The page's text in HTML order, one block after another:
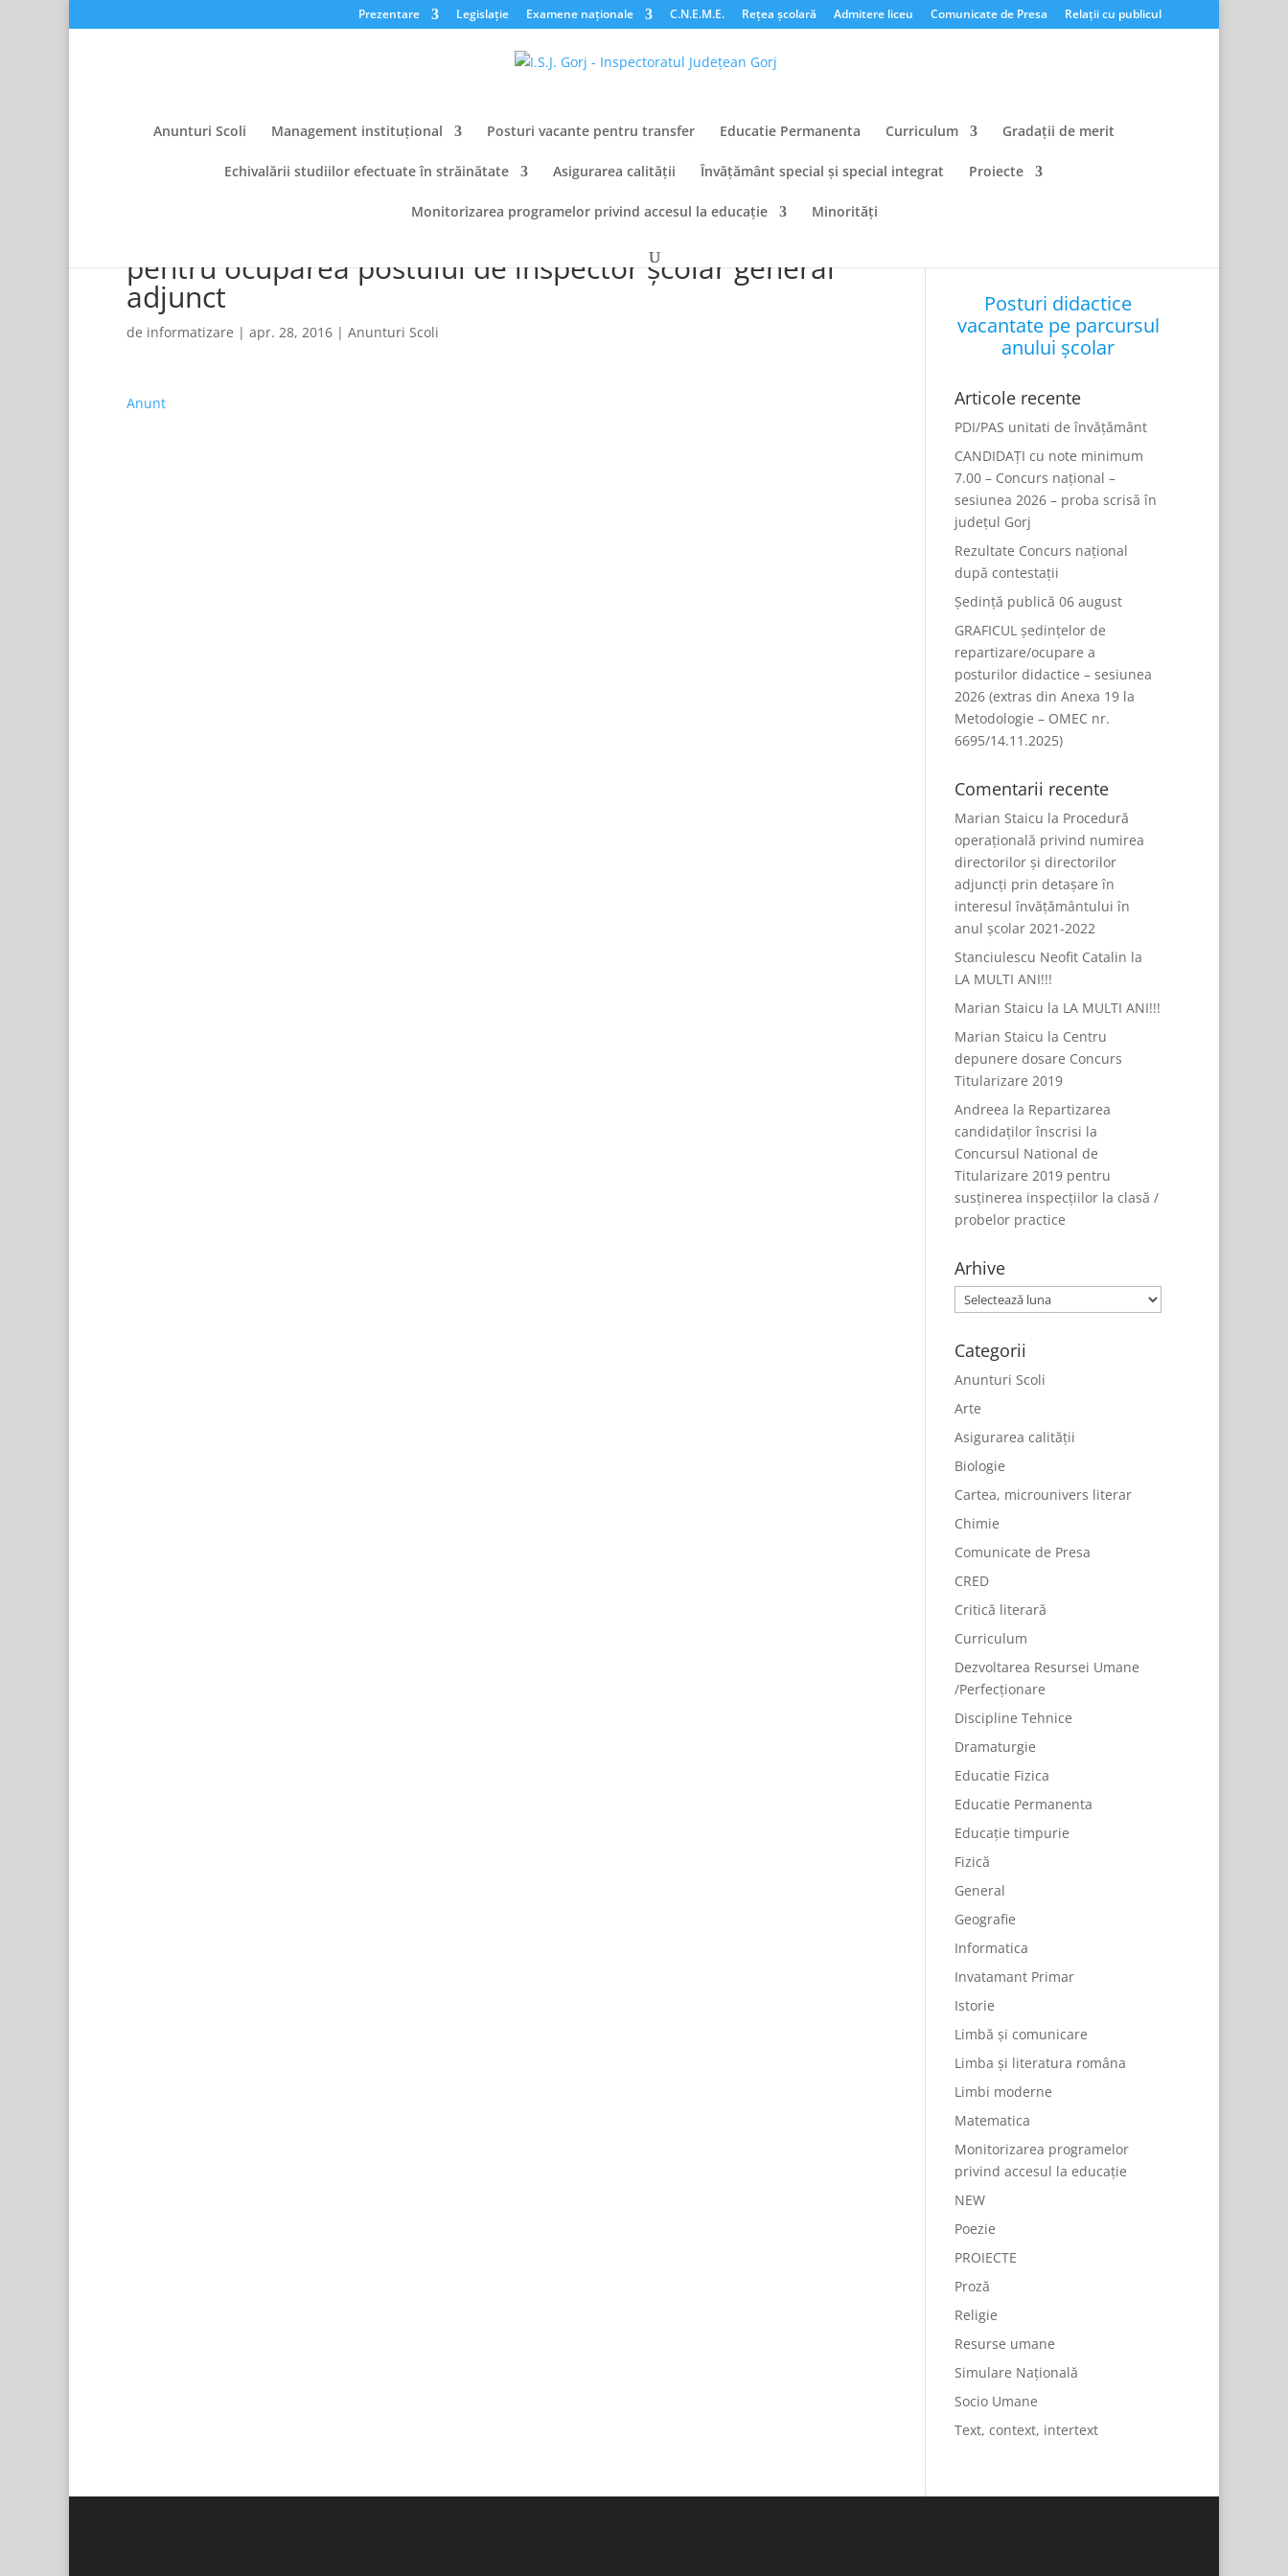
Prezentare Legislație Examene naționale C.N.E.M.E. Rețea școlară Admitere liceu Comunicate de Presa Relații cu publicul
Anunturi Scoli Management instituțional Posturi vacante pentru transfer Educatie Permanenta Curriculum Gradații de merit
Echivalării studiilor efectuate în străinătate Asigurarea calității Învățământ special și special integrat Proiecte
Monitorizarea programelor privind accesul la educație Minorități
pentru ocuparea postului de inspector şcolar general
adjunct
de informatizare | apr. 28, 2016 | Anunturi Scoli
Anunt
Posturi didactice
vacantate pe parcursul
anului școlar
Articole recente
PDI/PAS unitati de învățământ
CANDIDAȚI cu note minimum
7.00 – Concurs național –
sesiunea 2026 – proba scrisă în
județul Gorj
Rezultate Concurs național
după contestații
Ședință publică 06 august
GRAFICUL ședințelor de
repartizare/ocupare a
posturilor didactice – sesiunea
2026 (extras din Anexa 19 la
Metodologie – OMEC nr.
6695/14.11.2025)
Comentarii recente
Marian Staicu la Procedură
operațională privind numirea
directorilor și directorilor
adjuncți prin detașare în
interesul învățământului în
anul școlar 2021-2022
Stanciulescu Neofit Catalin la
LA MULTI ANI!!!
Marian Staicu la LA MULTI ANI!!!
Marian Staicu la Centru
depunere dosare Concurs
Titularizare 2019
Andreea la Repartizarea
candidaților înscrisi la
Concursul National de
Titularizare 2019 pentru
susținerea inspecțiilor la clasă /
probelor practice
Arhive
Arhive
Categorii
Anunturi Scoli
Arte
Asigurarea calității
Biologie
Cartea, microunivers literar
Chimie
Comunicate de Presa
CRED
Critică literară
Curriculum
Dezvoltarea Resursei Umane
/Perfecționare
Discipline Tehnice
Dramaturgie
Educatie Fizica
Educatie Permanenta
Educație timpurie
Fizică
General
Geografie
Informatica
Invatamant Primar
Istorie
Limbă și comunicare
Limba și literatura româna
Limbi moderne
Matematica
Monitorizarea programelor
privind accesul la educație
NEW
Poezie
PROIECTE
Proză
Religie
Resurse umane
Simulare Națională
Socio Umane
Text, context, intertext